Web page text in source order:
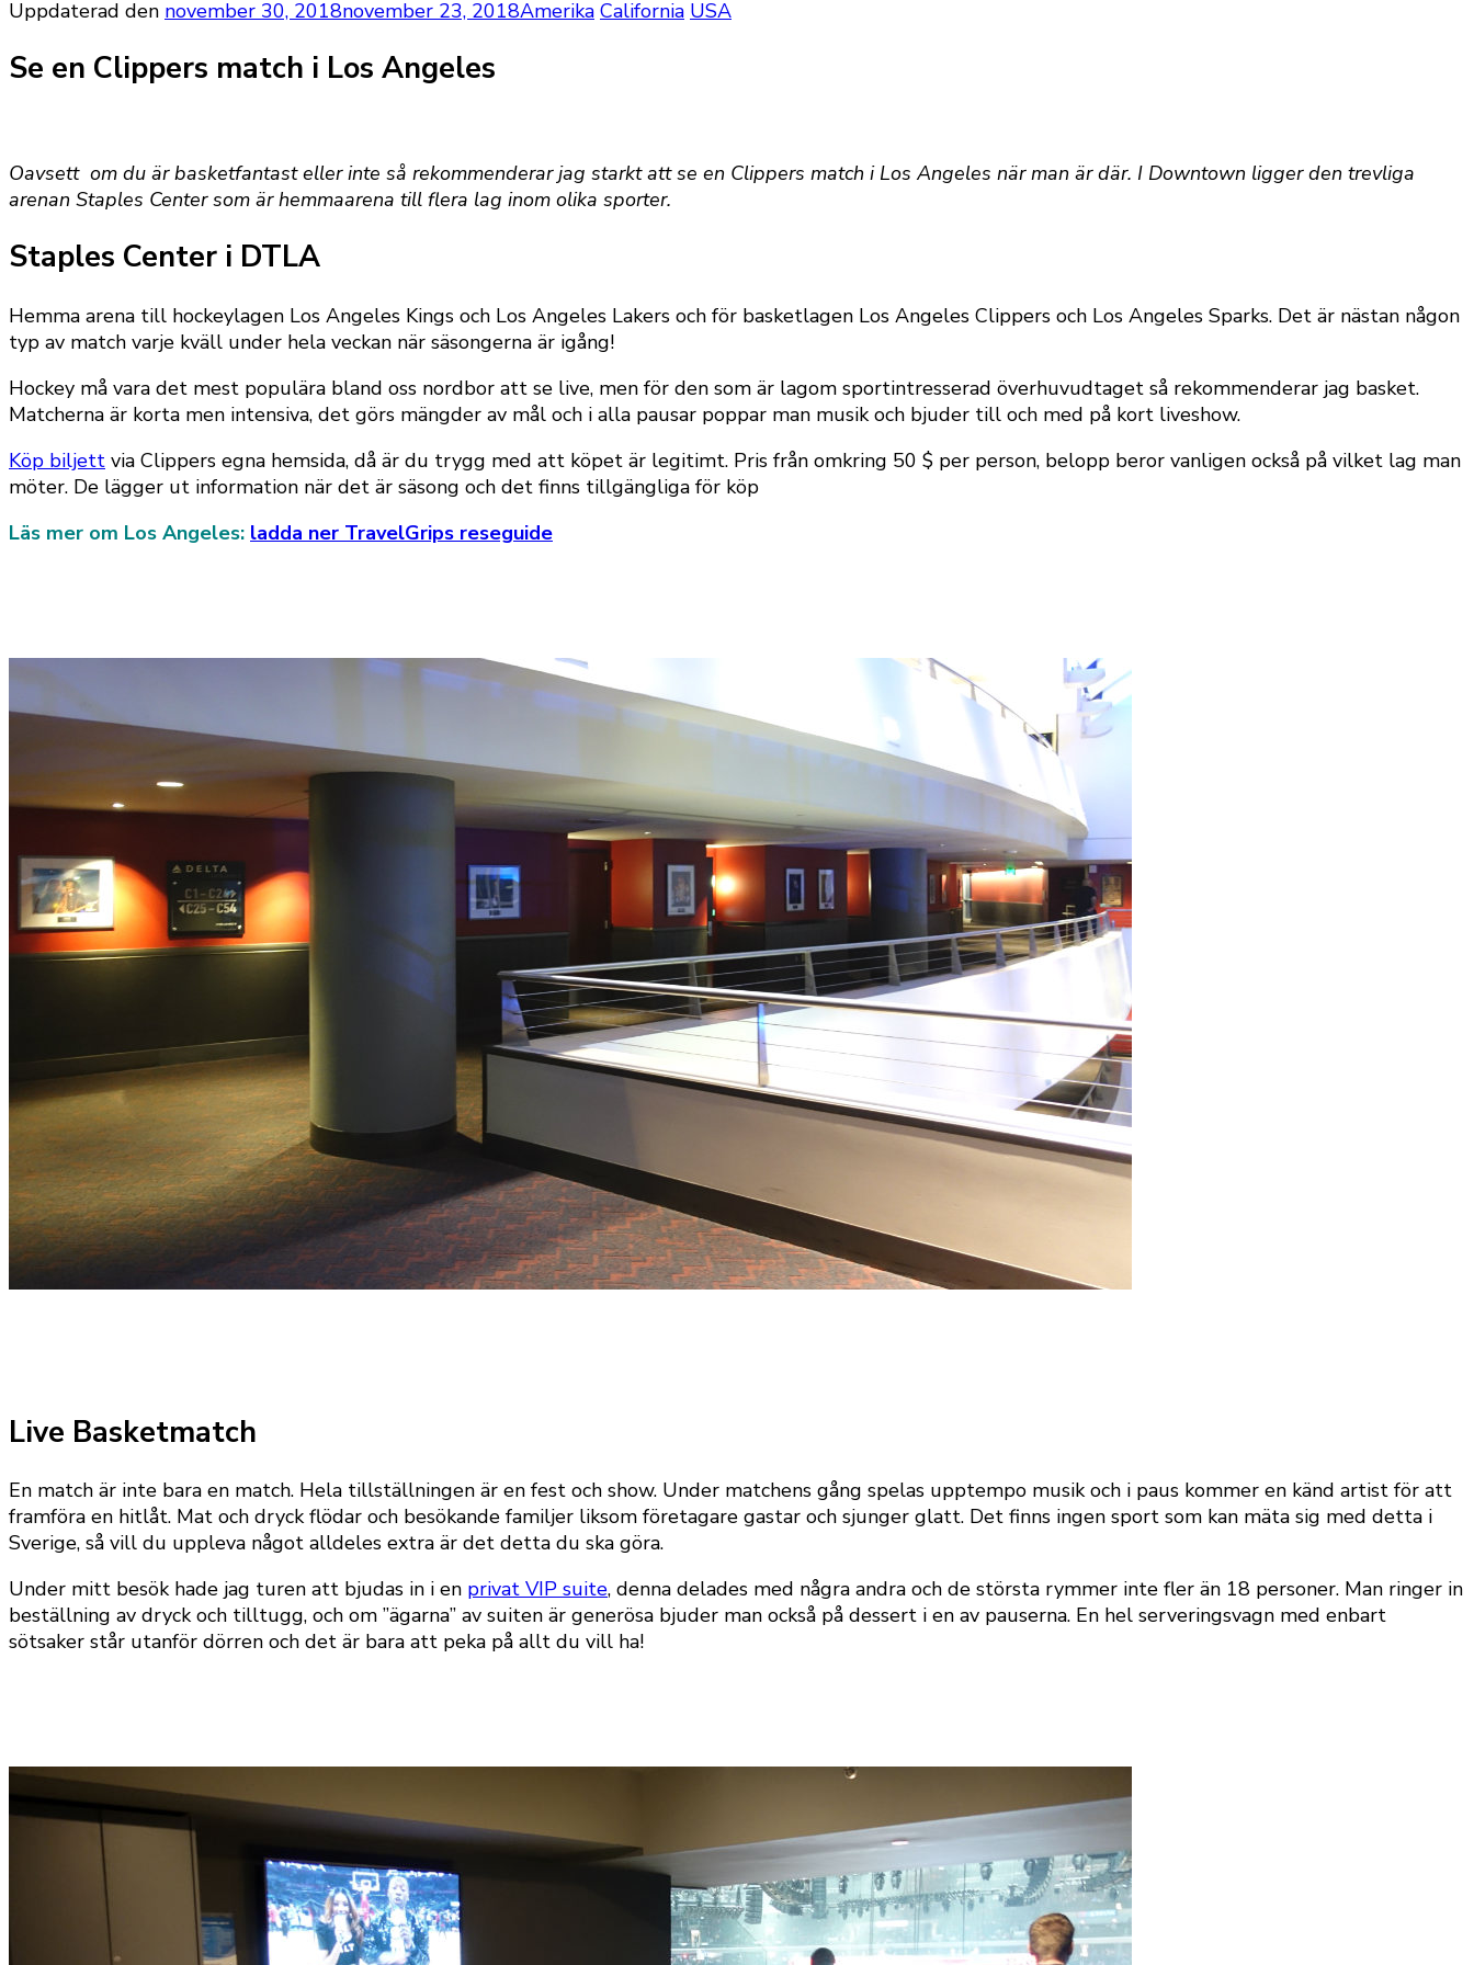
Uppdaterad den november 30, 2018november 23, 2018Amerika California USA
Se en Clippers match i Los Angeles
Oavsett om du är basketfantast eller inte så rekommenderar jag starkt att se en Clippers match i Los Angeles när man är där. I Downtown ligger den trevliga
arenan Staples Center som är hemmaarena till flera lag inom olika sporter.
Staples Center i DTLA
Hemma arena till hockeylagen Los Angeles Kings och Los Angeles Lakers och för basketlagen Los Angeles Clippers och Los Angeles Sparks. Det är nästan någon
typ av match varje kväll under hela veckan när säsongerna är igång!
Hockey må vara det mest populära bland oss nordbor att se live, men för den som är lagom sportintresserad överhuvudtaget så rekommenderar jag basket.
Matcherna är korta men intensiva, det görs mängder av mål och i alla pausar poppar man musik och bjuder till och med på kort liveshow.
Köp biljett via Clippers egna hemsida, då är du trygg med att köpet är legitimt. Pris från omkring 50 $ per person, belopp beror vanligen också på vilket lag man
möter. De lägger ut information när det är säsong och det finns tillgängliga för köp
Läs mer om Los Angeles: ladda ner TravelGrips reseguide
Live Basketmatch
En match är inte bara en match. Hela tillställningen är en fest och show. Under matchens gång spelas upptempo musik och i paus kommer en känd artist för att
framföra en hitlåt. Mat och dryck flödar och besökande familjer liksom företagare gastar och sjunger glatt. Det finns ingen sport som kan mäta sig med detta i
Sverige, så vill du uppleva något alldeles extra är det detta du ska göra.
Under mitt besök hade jag turen att bjudas in i en privat VIP suite, denna delades med några andra och de största rymmer inte fler än 18 personer. Man ringer in
beställning av dryck och tilltugg, och om ”ägarna” av suiten är generösa bjuder man också på dessert i en av pauserna. En hel serveringsvagn med enbart
sötsaker står utanför dörren och det är bara att peka på allt du vill ha!